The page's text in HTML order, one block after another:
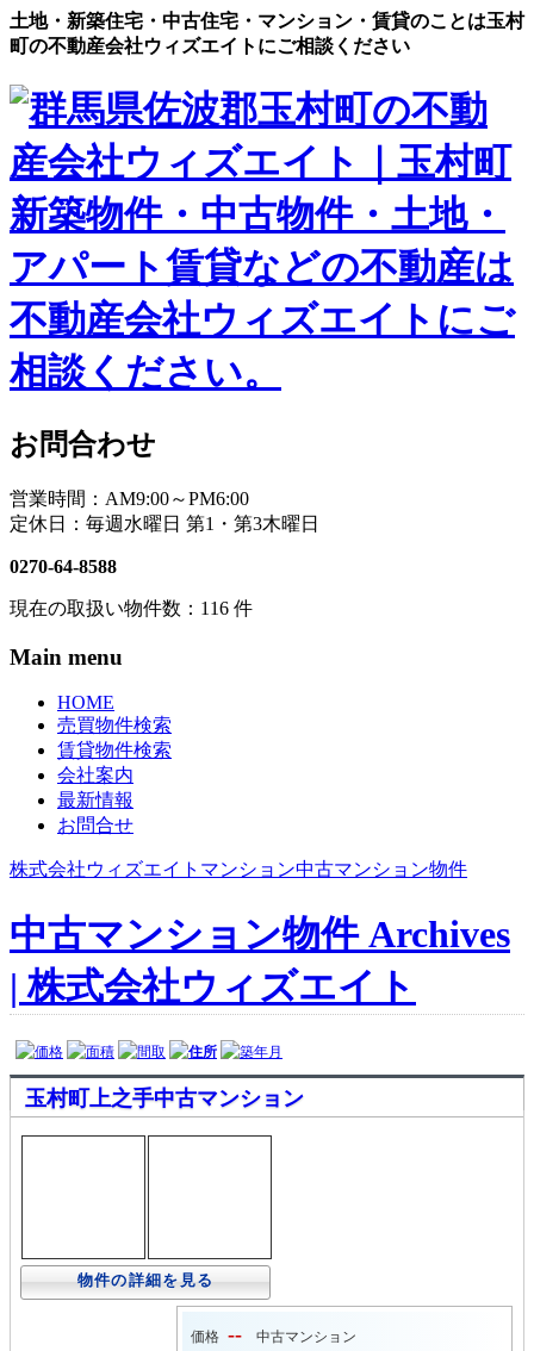
土地・新築住宅・中古住宅・マンション・賃貸のことは玉村
町の不動産会社ウィズエイトにご相談ください
お問合わせ
営業時間：AM9:00～PM6:00
定休日：毎週水曜日 第1・第3木曜日
0270-64-8588
現在の取扱い物件数： 116 件
Main menu
HOME
売買物件検索
賃貸物件検索
会社案内
最新情報
お問合せ
株式会社ウィズエイト マンション中古マンション物件
中古マンション物件 Archives
| 株式会社ウィズエイト
価格 面積 間取 住所 築年月
玉村町上之手中古マンション
物件の詳細を見る
価格 -- 中古マンション